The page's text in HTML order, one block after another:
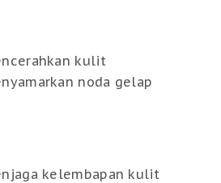
kulit
noda gelap
kelembapan kulit